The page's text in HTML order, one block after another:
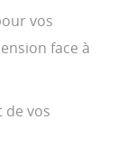
vos
face à
de vos